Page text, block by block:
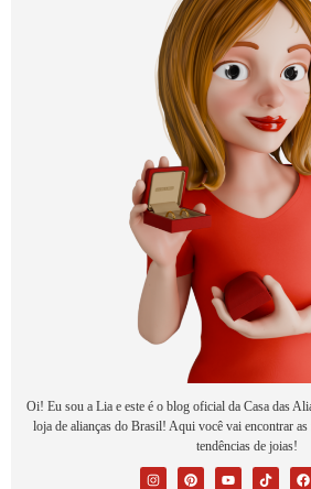
Oi! Eu sou a Lia e este é o blog oficial da Casa das
loja de alianças do Brasil! Aqui você vai encontrar
tendências de joias!